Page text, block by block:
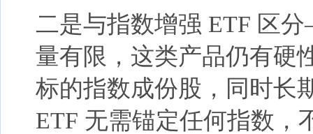
二是与指数增强 ETF 区
量有限，这类产品仍有硬
标的指数成份股，同时长
ETF 无需锚定任何指数，